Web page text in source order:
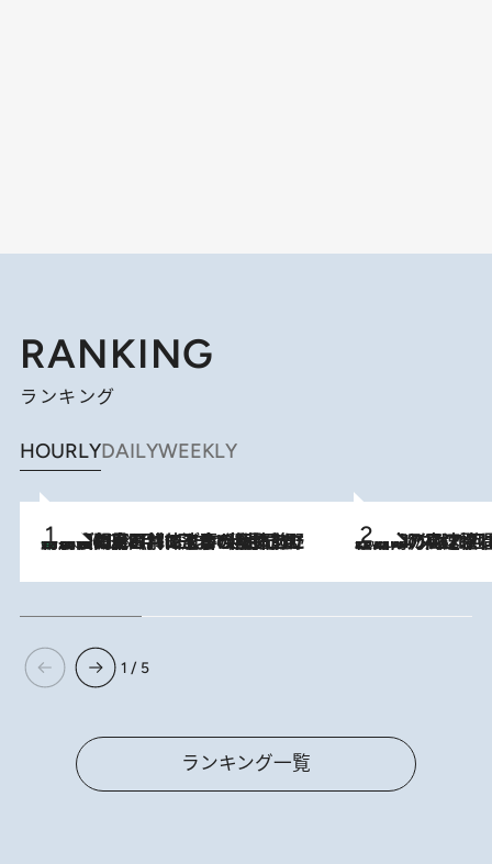
RANKING
ランキング
HOURLYDAILYWEEKLY
2026.8.8
「最後に見られてよかった」上野動物園の東園パンダ舎が解体前に特別公開。8月16日まで延長されたパネル展と共に辿る“半世紀”のパンダ飼育《解体工事の図面あり》 2026.8.7
「湘南乃風に憧れて」観客大盛上がりの“タオル回し”に、ラッパー顔負けの高速歌唱まで…さだまさし（74）のアグレッシブすぎる現在地
1 / 5
ランキング一覧